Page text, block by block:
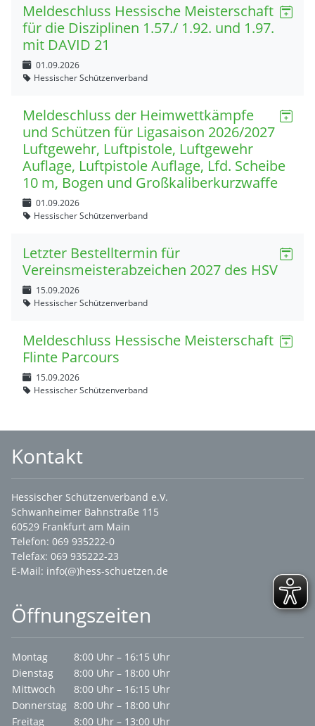
Meldeschluss Hessische Meisterschaft
für die Disziplinen 1.57./ 1.92. und 1.97.
mit DAVID 21
01.09.2026
Hessischer Schützenverband
Meldeschluss der Heimwettkämpfe
und Schützen für Ligasaison 2026/2027
Luftgewehr, Luftpistole, Luftgewehr
Auflage, Luftpistole Auflage, Lfd. Scheibe
10 m, Bogen und Großkaliberkurzwaffe
01.09.2026
Hessischer Schützenverband
Letzter Bestelltermin für
Vereinsmeisterabzeichen 2027 des HSV
15.09.2026
Hessischer Schützenverband
Meldeschluss Hessische Meisterschaft
Flinte Parcours
15.09.2026
Hessischer Schützenverband
Kontakt
Hessischer Schützenverband e.V.
Schwanheimer Bahnstraße 115
60529 Frankfurt am Main
Telefon: 069 935222-0
Telefax: 069 935222-23
E-Mail: info(@)hess-schuetzen.de
Öffnungszeiten
Montag
8:00 Uhr – 16:15 Uhr
Dienstag
8:00 Uhr – 18:00 Uhr
Mittwoch
8:00 Uhr – 16:15 Uhr
Donnerstag 8:00 Uhr – 18:00 Uhr
Freitag
8:00 Uhr – 13:00 Uhr